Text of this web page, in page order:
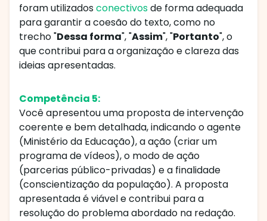
foram utilizadosconectivosde forma adequada
para garantir a coesão do texto, como no
trecho "Dessa forma", "Assim", "Portanto", o
que contribui para a organização e clareza das
ideias apresentadas.
Competência 5:
Você apresentou uma proposta de intervenção
coerente e bem detalhada, indicando o agente
(Ministério da Educação), a ação (criar um
programa de vídeos), o modo de ação
(parcerias público-privadas) e a finalidade
(conscientização da população). A proposta
apresentada é viável e contribui para a
resolução do problema abordado na redação.